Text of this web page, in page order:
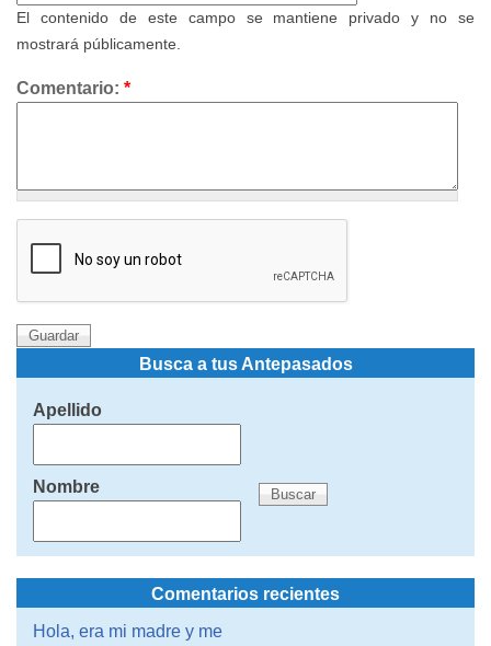
El contenido de este campo se mantiene privado y no se
mostrará públicamente.
Comentario: *
Busca a tus Antepasados
Apellido
Nombre
Comentarios recientes
Hola, era mi madre y me